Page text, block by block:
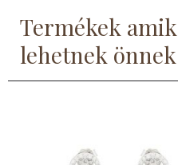
Termékek
lehetnek